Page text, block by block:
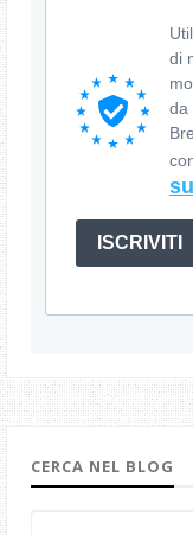
di
da
ISCRIVITI
CERCA NEL BLOG